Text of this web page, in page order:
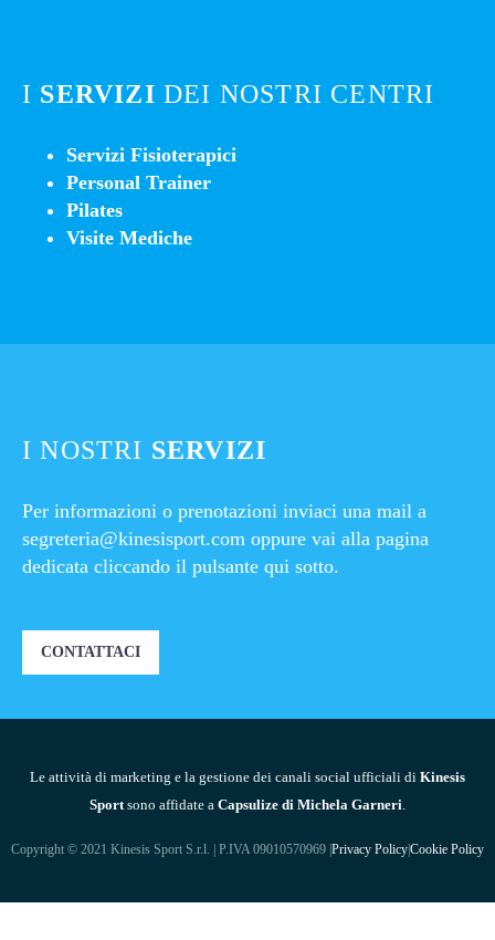
I SERVIZI DEI NOSTRI CENTRI
Servizi Fisioterapici
Personal Trainer
Pilates
Visite Mediche
I NOSTRI SERVIZI
Per informazioni o prenotazioni inviaci una mail a
segreteria@kinesisport.com oppure vai alla pagina
dedicata cliccando il pulsante qui sotto.
CONTATTACI
Le attività di marketing e la gestione dei canali social ufficiali di Kinesis
Sport sono affidate a Capsulize di Michela Garneri
Copyright © 2021 Kinesis Sport S.r.l. | P.IVA 09010570969 | Privacy PolicyCookie Policy